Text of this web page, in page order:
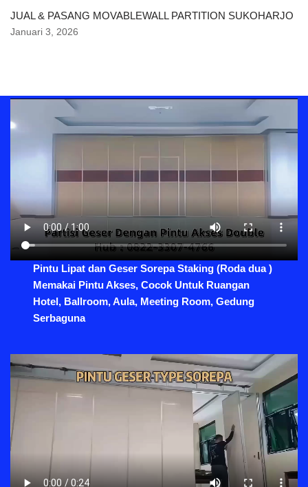
JUAL & PASANG MOVABLEWALL PARTITION SUKOHARJO
Januari 3, 2026
Pintu Lipat dan Geser Sorepa Staking (Roda dua )
Memakai Pintu Akses, Cocok Untuk Ruangan
Hotel, Ballroom, Aula, Meeting Room, Gedung
Serbaguna